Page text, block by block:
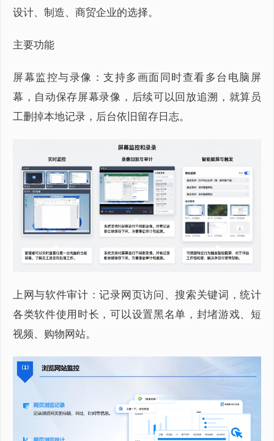
设计、制造、商贸企业的选择。
主要功能
屏幕监控与录像：支持多画面同时查看多台电脑屏
幕，自动保存屏幕录像，后续可以回放追溯，就算员
工删掉本地记录，后台依旧留存日志。
上网与软件审计：记录网页访问、搜索关键词，统计
各类软件使用时长，可以设置黑名单，封堵游戏、短
视频、购物网站。